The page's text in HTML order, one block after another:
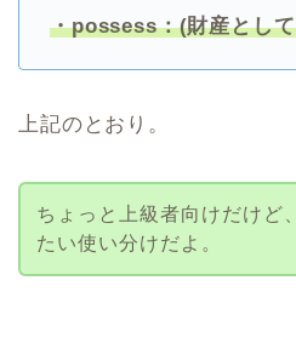
・possess：(財産とし
上記のとおり。
ちょっと上級者向けだけど
たい使い分けだよ。